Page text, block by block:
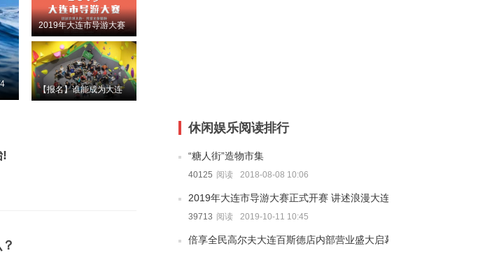
“糖人街”造物市集
4
2019年大连市导游大赛
正式开赛 讲述浪漫大连·
共赏文旅精萃
【报名】谁能成为大连
小勇士? 顶砺·青少年体
!
休闲娱乐阅读排行
“糖人街”造物市集
40125 阅读 2018-08-08 10:06
2019年大连市导游大赛正式开赛 讲述浪漫大连·共赏文旅精萃
39713 阅读 2019-10-11 10:45
倍享全民高尔夫大连百斯德店内部营业盛大启幕